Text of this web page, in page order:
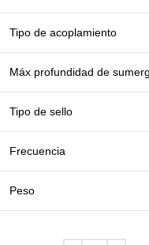
Tipo de acoplamiento
Máx profundidad de
Tipo de sello
Frecuencia
Peso